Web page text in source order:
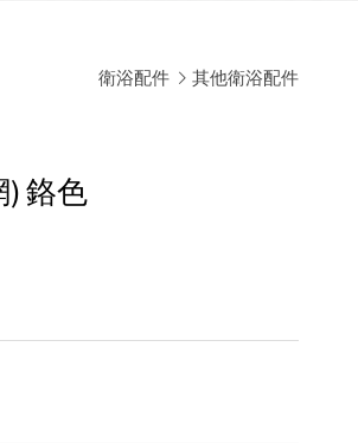
衛浴配件 其他衛浴配件
)鉻色